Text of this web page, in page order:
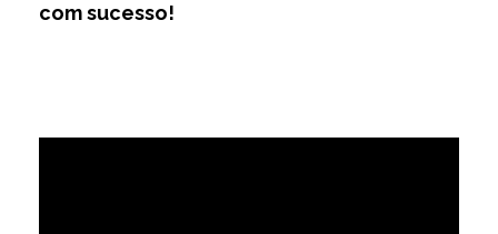
com sucesso!